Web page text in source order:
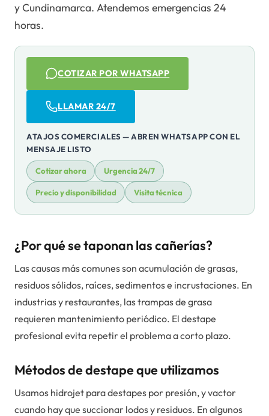
y Cundinamarca. Atendemos emergencias 24
horas.
COTIZAR POR WHATSAPP
LLAMAR 24/7
ATAJOS COMERCIALES — ABREN WHATSAPP CON EL
MENSAJE LISTO
Cotizar ahora Urgencia 24/7
Precio y disponibilidad Visita técnica
¿Por qué se taponan las cañerías?
Las causas más comunes son acumulación de grasas,
residuos sólidos, raíces, sedimentos e incrustaciones. En
industrias y restaurantes, las trampas de grasa
requieren mantenimiento periódico. El destape
profesional evita repetir el problema a corto plazo.
Métodos de destape que utilizamos
Usamos hidrojet para destapes por presión, y vactor
cuando hay que succionar lodos y residuos. En algunos